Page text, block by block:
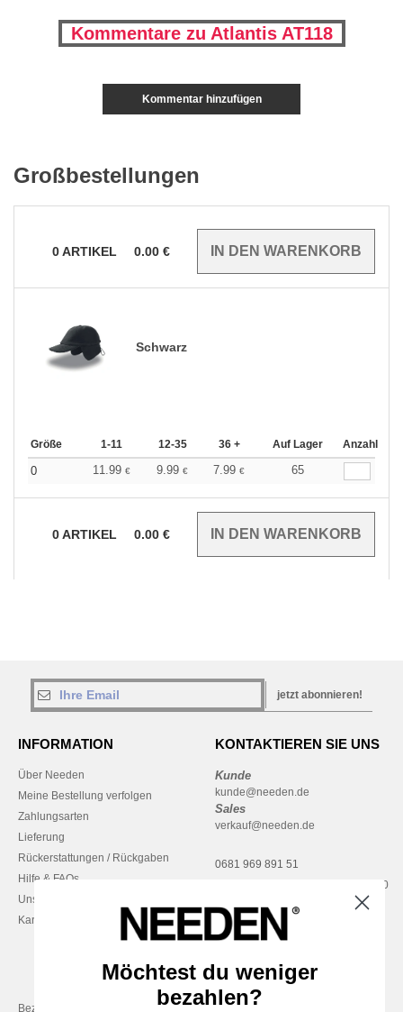
Kommentare zu Atlantis AT118
Kommentar hinzufügen
Großbestellungen
0ARTIKEL 0.00 €
Schwarz
Größe 1-11 12-35 36 + Auf Lager Anzahl
0 11.99 € 9.99 € 7.99 € 65
0ARTIKEL 0.00 €
jetzt abonnieren!
INFORMATION
Über Needen
Meine Bestellung verfolgen
Zahlungsarten
Lieferung
Rückerstattungen / Rückgaben
Hilfe & FAQs
Unsere Engagements
Karriere
KONTAKTIEREN SIE UNS
Kunde
kunde@needen.de
Sales
verkauf@needen.de
0681 969 891 51
Montag – Donnerstag: 10:00–13:00
Freitag: 10:00–14:00
Bezahlung mit
Möchtest du weniger
bezahlen?